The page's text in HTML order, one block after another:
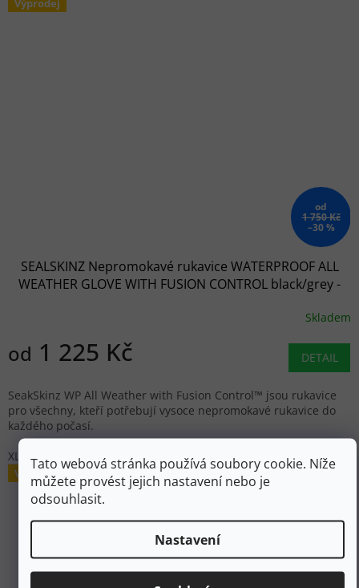
Tato webová stránka používá soubory cookie. Níže
můžete provést jejich nastavení nebo je
odsouhlasit.
Nastavení
Výprodej
od
1 750 Kč
–30 %
SEALSKINZ Nepromokavé rukavice WATERPROOF ALL
WEATHER GLOVE WITH FUSION CONTROL black/grey -
Skladem
od 1 225 Kč DETAIL
SeakSkinz WP All Weather with Fusion Control™ jsou rukavice
pro všechny, kteří potřebují vysoce nepromokavé rukavice do
každého počasí.
XL
Výprodej